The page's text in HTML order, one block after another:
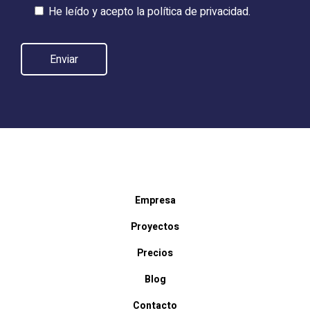
He leído y acepto lapolítica de privacidad.
Empresa
Proyectos
Precios
Blog
Contacto